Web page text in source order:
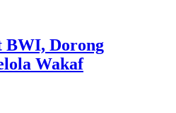
BWI, Dorong
Wakaf